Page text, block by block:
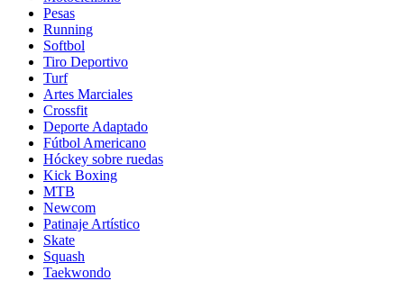
Pesas
Running
Softbol
Tiro Deportivo
Turf
Artes Marciales
Crossfit
Deporte Adaptado
Fútbol Americano
Hóckey sobre ruedas
Kick Boxing
MTB
Newcom
Patinaje Artístico
Skate
Squash
Taekwondo